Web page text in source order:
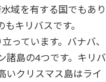
域を有する国でもあり
キリバスです。
っています。バナバ、
諸島の4つです。キリバ
いクリスマス島はライ